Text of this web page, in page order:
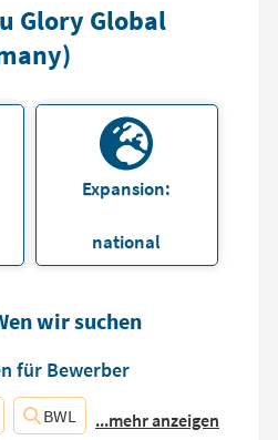
Glory Global
Expansion:
national
wir suchen
für Bewerber
BWL ...mehr anzeigen